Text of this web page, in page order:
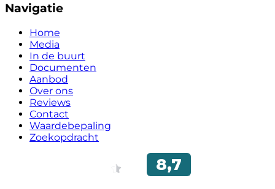
Navigatie
Home
Media
In de buurt
Documenten
Aanbod
Over ons
Reviews
Contact
Waardebepaling
Zoekopdracht